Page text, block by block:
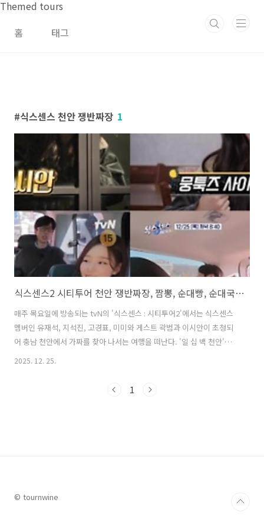
본문 바로가기
Themed tours
홈
태그
식스센스 천안 쟁반짜장 1
식스센스2 시티투어 천안 쟁반짜장, 짬뽕, 순대빵, 순대국밥빙수 맛집 위치 정보
매주 목요일에 방송되는 tvN의 '식스센스 : 시티투어2'에서는 식스센스
멤버인 유재석, 지석진, 고경표, 미미와 게스트 곽범과 이시안이 초청되
어 충남 천안에서 가짜를 찾아 나서는 여행을 떠난다. '일 십 백 천안'을
주제로 한 천안 투어에서는 천안을 대표하는 음식과 명소를 방문하며, 가
모습이 방송되며 큰 웃음을 자아냈다. 이번 글에서는 식스센스2 시티투
2025. 12. 25.
1
© tournwine